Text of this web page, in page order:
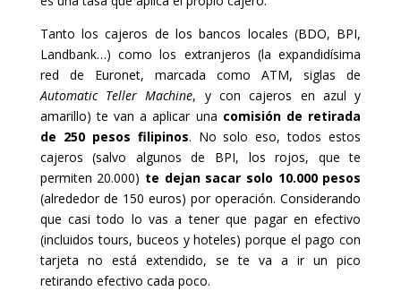
Tanto los cajeros de los bancos locales (BDO, BPI,
Landbank…) como los extranjeros (la expandidísima
red de Euronet, marcada como ATM, siglas de
Automatic Teller Machine, y con cajeros en azul y
amarillo) te van a aplicar una comisión de retirada
de 250 pesos filipinos. No solo eso, todos estos
cajeros (salvo algunos de BPI, los rojos, que te
permiten 20.000) te dejan sacar solo 10.000 pesos
(alrededor de 150 euros) por operación. Considerando
que casi todo lo vas a tener que pagar en efectivo
(incluidos tours, buceos y hoteles) porque el pago con
tarjeta no está extendido, se te va a ir un pico
retirando efectivo cada poco.